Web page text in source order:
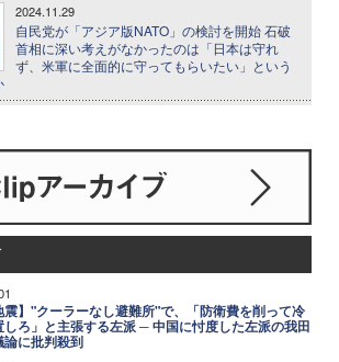
2024.11.29
自民党が「アジア版NATO」の検討を開始 石破
首相に深い考えがなかったのは「日本は守れ
ず、米軍に全面的に守ってもらいたい」という
震】"クーラーなし避難所"で、「防衛費を削って冷
しろ」と主張する左派 ─ 中国に忖度した左派の我田
論に批判殺到